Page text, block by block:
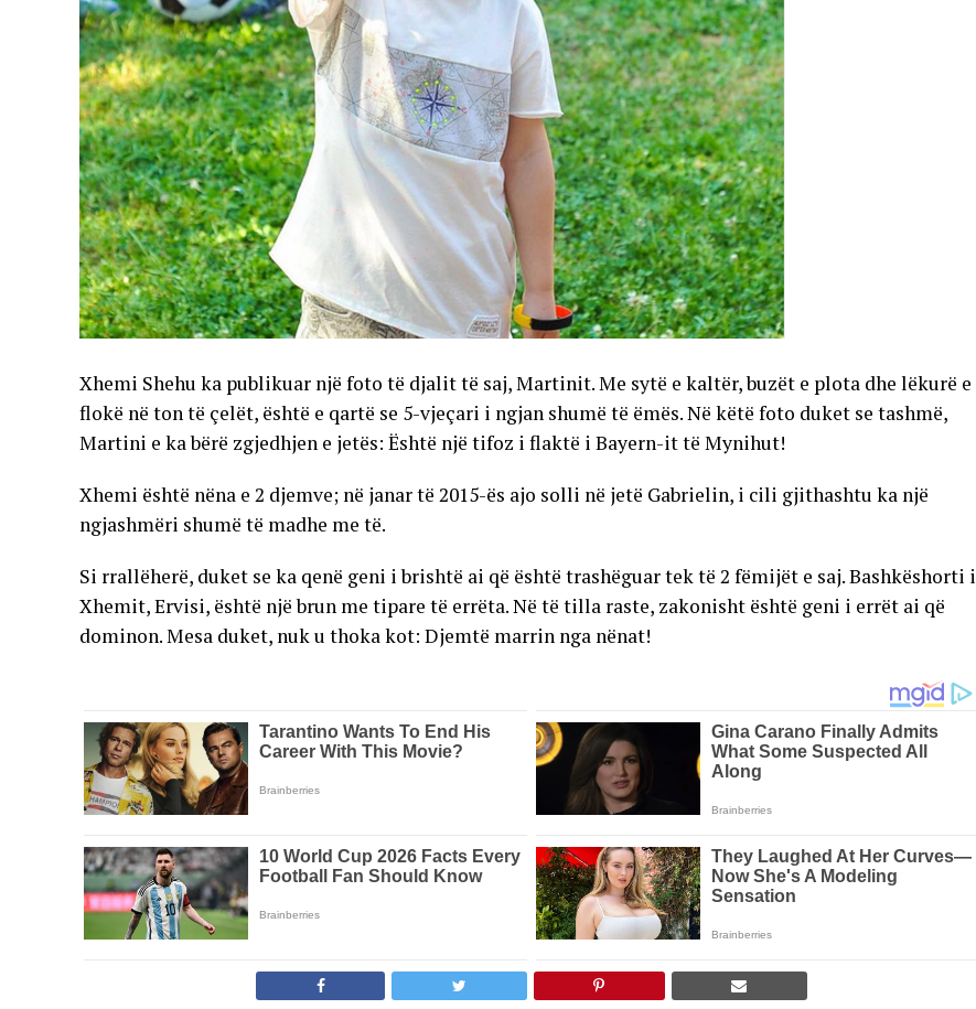
Xhemi Shehu ka publikuar një foto të djalit të saj, Martinit. Me sytë e kaltër, buzët e plota dhe lëkurë e
flokë në ton të çelët, është e qartë se 5-vjeçari i ngjan shumë të ëmës. Në këtë foto duket se tashmë,
Martini e ka bërë zgjedhjen e jetës: Është një tifoz i flaktë i Bayern-it të Mynihut!
Xhemi është nëna e 2 djemve; në janar të 2015-ës ajo solli në jetë Gabrielin, i cili gjithashtu ka një
ngjashmëri shumë të madhe me të.
Si rrallëherë, duket se ka qenë geni i brishtë ai që është trashëguar tek të 2 fëmijët e saj. Bashkëshorti i
Xhemit, Ervisi, është një brun me tipare të errëta. Në të tilla raste, zakonisht është geni i errët ai që
dominon. Mesa duket, nuk u thoka kot: Djemtë marrin nga nënat!